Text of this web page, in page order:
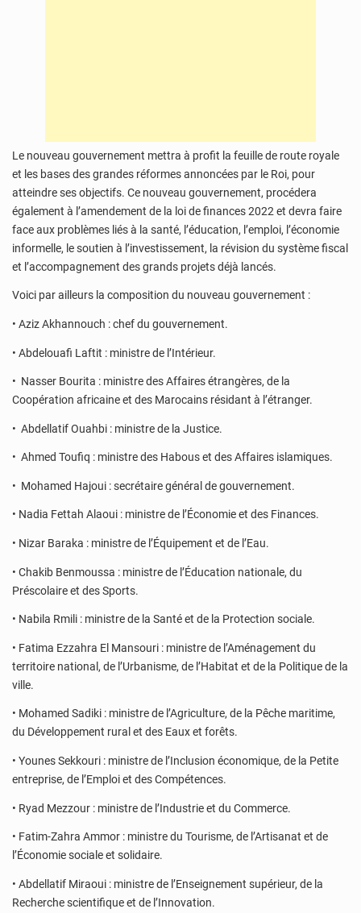
Le nouveau gouvernement mettra à profit la feuille de route royale
et les bases des grandes réformes annoncées par le Roi, pour
atteindre ses objectifs. Ce nouveau gouvernement, procédera
également à l’amendement de la loi de finances 2022 et devra faire
face aux problèmes liés à la santé, l’éducation, l’emploi, l’économie
informelle, le soutien à l’investissement, la révision du système fiscal
et l’accompagnement des grands projets déjà lancés.
Voici par ailleurs la composition du nouveau gouvernement :
• Aziz Akhannouch : chef du gouvernement.
• Abdelouafi Laftit : ministre de l’Intérieur.
• Nasser Bourita : ministre des Affaires étrangères, de la
Coopération africaine et des Marocains résidant à l’étranger.
• Abdellatif Ouahbi : ministre de la Justice.
• Ahmed Toufiq : ministre des Habous et des Affaires islamiques.
• Mohamed Hajoui : secrétaire général de gouvernement.
• Nadia Fettah Alaoui : ministre de l’Économie et des Finances.
• Nizar Baraka : ministre de l’Équipement et de l’Eau.
• Chakib Benmoussa : ministre de l’Éducation nationale, du
Préscolaire et des Sports.
• Nabila Rmili : ministre de la Santé et de la Protection sociale.
• Fatima Ezzahra El Mansouri : ministre de l’Aménagement du
territoire national, de l’Urbanisme, de l’Habitat et de la Politique de la
ville.
• Mohamed Sadiki : ministre de l’Agriculture, de la Pêche maritime,
du Développement rural et des Eaux et forêts.
• Younes Sekkouri : ministre de l’Inclusion économique, de la Petite
entreprise, de l’Emploi et des Compétences.
• Ryad Mezzour : ministre de l’Industrie et du Commerce.
• Fatim-Zahra Ammor : ministre du Tourisme, de l’Artisanat et de
l’Économie sociale et solidaire.
• Abdellatif Miraoui : ministre de l’Enseignement supérieur, de la
Recherche scientifique et de l’Innovation.